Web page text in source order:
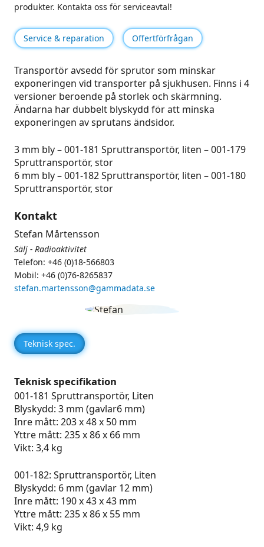
produkter. Kontakta oss för serviceavtal!
Service & reparation Offertförfrågan
Transportör avsedd för sprutor som minskar
exponeringen vid transporter på sjukhusen. Finns i 4
versioner beroende på storlek och skärmning.
Ändarna har dubbelt blyskydd för att minska
exponeringen av sprutans ändsidor.
3 mm bly – 001-181 Spruttransportör, liten – 001-179
Spruttransportör, stor
6 mm bly – 001-182 Spruttransportör, liten – 001-180
Spruttransportör, stor
Kontakt
Stefan Mårtensson
Sälj - Radioaktivitet
Telefon: +46 (0)18-566803
Mobil: +46 (0)76-8265837
stefan.martensson@gammadata.se
Teknisk spec.
Teknisk specifikation
001-181 Spruttransportör, Liten
Blyskydd: 3 mm (gavlar6 mm)
Inre mått: 203 x 48 x 50 mm
Yttre mått: 235 x 86 x 66 mm
Vikt: 3,4 kg
001-182: Spruttransportör, Liten
Blyskydd: 6 mm (gavlar 12 mm)
Inre mått: 190 x 43 x 43 mm
Yttre mått: 235 x 86 x 55 mm
Vikt: 4,9 kg